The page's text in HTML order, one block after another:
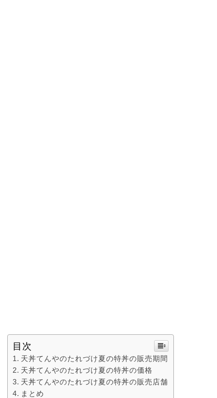
目次
天丼てんやのたれづけ夏の特丼の販売期間
天丼てんやのたれづけ夏の特丼の価格
天丼てんやのたれづけ夏の特丼の販売店舗
まとめ